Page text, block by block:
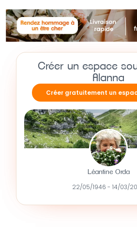
Créer un espace
Alanna
Créer gratuitement un
Léantine Orda
22/05/1946 - 14/03/